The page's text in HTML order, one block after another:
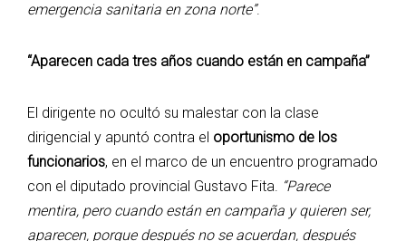
emergencia sanitaria en zona norte”.
“Aparecen cada tres años cuando están en campaña”
El dirigente no ocultó su malestar con la clase
dirigencial y apuntó contra el oportunismo de los
funcionarios, en el marco de un encuentro programado
con el diputado provincial Gustavo Fita. “Parece
mentira, pero cuando están en campaña y quieren ser,
aparecen, porque después no se acuerdan, después